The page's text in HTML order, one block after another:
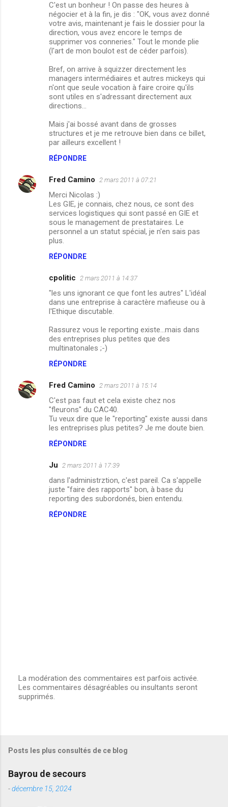
C'est un bonheur ! On passe des heures à
négocier et à la fin, je dis : "OK, vous avez donné
votre avis, maintenant je fais le dossier pour la
direction, vous avez encore le temps de
supprimer vos conneries." Tout le monde plie
(l'art de mon boulot est de céder parfois).
Bref, on arrive à squizzer directement les
managers intermédiaires et autres mickeys qui
n'ont que seule vocation à faire croire qu'ils
sont utiles en s'adressant directement aux
directions...
Mais j'ai bossé avant dans de grosses
structures et je me retrouve bien dans ce billet,
par ailleurs excellent !
RÉPONDRE
Fred Camino 2 mars 2011 à 07:21
Merci Nicolas :)
Les GIE, je connais, chez nous, ce sont des
services logistiques qui sont passé en GIE et
sous le management de prestataires. Le
personnel a un statut spécial, je n'en sais pas
plus.
RÉPONDRE
cpolitic 2 mars 2011 à 14:37
"les uns ignorant ce que font les autres" L'idéal
dans une entreprise à caractère mafieuse ou à
l'Ethique discutable.
Rassurez vous le reporting existe...mais dans
des entreprises plus petites que des
multinatonales ;-)
RÉPONDRE
Fred Camino 2 mars 2011 à 15:14
C'est pas faut et cela existe chez nos
"fleurons" du CAC40.
Tu veux dire que le "reporting" existe aussi dans
les entreprises plus petites? Je me doute bien.
RÉPONDRE
Ju 2 mars 2011 à 17:39
dans l'administrztion, c'est pareil. Ca s'appelle
juste "faire des rapports" bon, à base du
reporting des subordonés, bien entendu.
RÉPONDRE
E
n
t
e
r
u
La modération des commentaires est parfois activée.
Les commentaires désagréables ou insultants seront
supprimés.
Posts les plus consultés de ce blog
Bayrou de secours
-décembre 15, 2024